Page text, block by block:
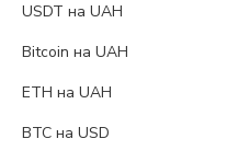
USDT на UAH
Bitcoin на UAH
ETH на UAH
BTC на USD